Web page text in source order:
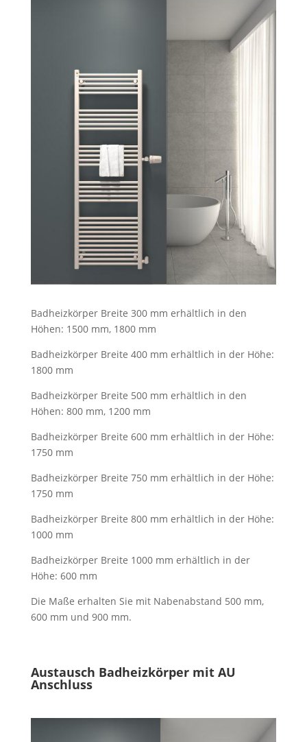
Badheizkörper Breite 300 mm erhältlich in den
Höhen: 1500 mm, 1800 mm
Badheizkörper Breite 400 mm erhältlich in der Höhe:
1800 mm
Badheizkörper Breite 500 mm erhältlich in den
Höhen: 800 mm, 1200 mm
Badheizkörper Breite 600 mm erhältlich in der Höhe:
1750 mm
Badheizkörper Breite 750 mm erhältlich in der Höhe:
1750 mm
Badheizkörper Breite 800 mm erhältlich in der Höhe:
1000 mm
Badheizkörper Breite 1000 mm erhältlich in der
Höhe: 600 mm
Die Maße erhalten Sie mit Nabenabstand 500 mm,
600 mm und 900 mm.
Austausch Badheizkörper mit AU
Anschluss